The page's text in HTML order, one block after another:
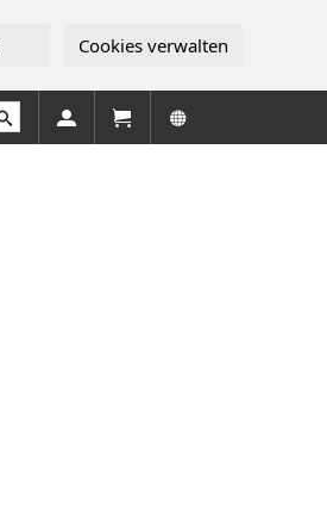
Cookies verwalten